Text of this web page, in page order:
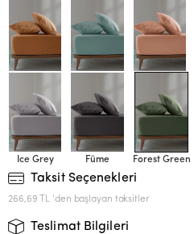
Ice Grey Füme Forest Green
Taksit Seçenekleri
266,69 TL 'den başlayan taksitler
Teslimat Bilgileri